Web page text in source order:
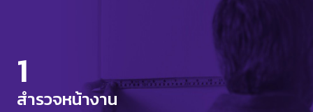
1
สำรวจหน้างาน